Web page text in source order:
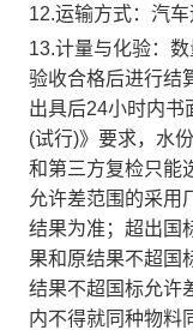
12.运输方式： 汽
13.计量与化验： 数
验收合格后进行结
出具后24小时内书
(试行)》要求，水
和第三方复检只能
允许差范围的采用
结果为准；超出国
果和原结果不超国
结果不超国标允许
内不得就同种物料